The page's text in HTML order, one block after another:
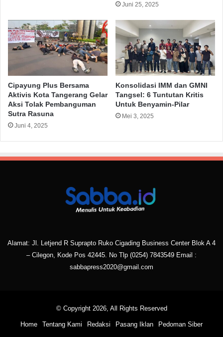
Juni 25, 2025
Cipayung Plus Bersama
Aktivis Kota Tangerang Gelar
Aksi Tolak Pembanguman
Sutra Rasuna
Juni 4, 2025
Konsolidasi IMM dan GMNI
Tangsel: 6 Tuntutan Kritis
Untuk Benyamin-Pilar
Mei 3, 2025
Alamat: Jl. Letjend R Suprapto Ruko Cigading Business Center Blok A 4
– Cilegon, Kode Pos 42445. No Tlp (0254) 7843549 Email :
sabbapress2020@gmail.com
© Copyright 2026, All Rights Reserved
Home Tentang Kami Redaksi Pasang Iklan Pedoman Siber